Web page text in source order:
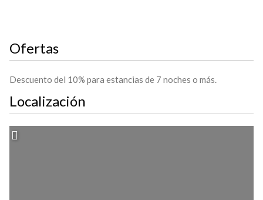
Ofertas
Descuento del 10% para estancias de 7 noches o más.
Localización